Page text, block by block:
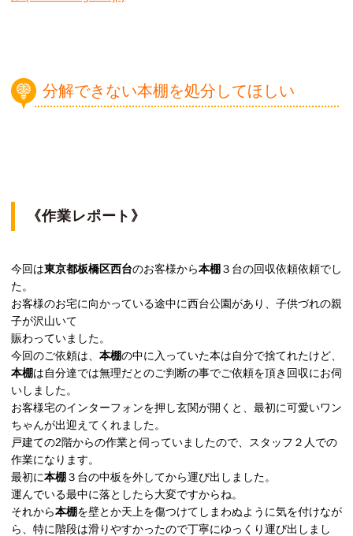
分解できない本棚を処分してほしい
《作業レポート》
今回は東京都板橋区西台のお客様から本棚 ３台の回収依頼依頼でし
た。
お客様のお宅に向かっている途中に西台公園があり、子供づれの親
子が沢山いて
賑わっていました。
今回のご依頼は、 本棚の中に入っていた本は自分で捨てれたけど、
本棚は自分達では無理だとのご判断の事でご依頼を頂き回収にお伺
いしました。
お客様宅のインターフォンを押し玄関が開くと、最初に可愛いワン
ちゃんが出迎えてくれました。
戸建ての2階からの作業と伺っていましたので、スタッフ２人での
作業になります。
最初に本棚 ３台の中板を外してから運び出しました。
運んでいる最中に落としたら大変ですからね。
それから本棚を壁とか天上を傷つけてしまわぬように気を付けなが
ら、特に階段は滑りやすかったので丁寧にゆっくり運び出しまし